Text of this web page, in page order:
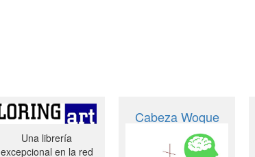
Una librería
excepcional en la red
Cabeza Woque